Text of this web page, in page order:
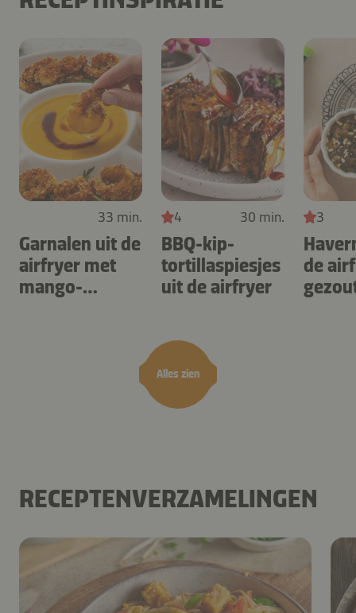
Alles zien
33 min.
Garnalen uit de
airfryer met
mango-
4 30 min.
BBQ-kip-
tortillaspiesjes
uit de airfryer
3
de
RECEPTENVERZAMELINGEN